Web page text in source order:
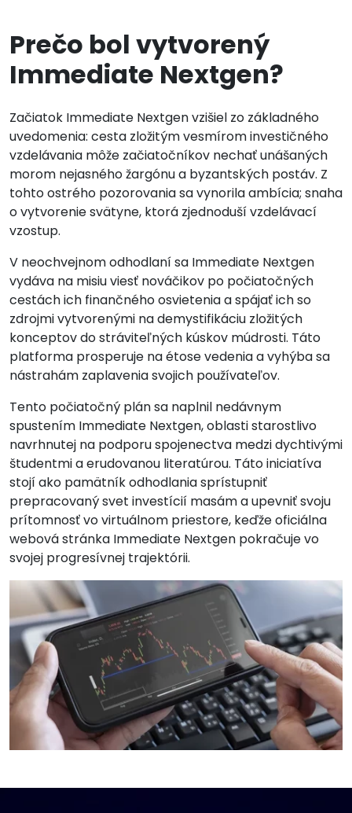
Prečo bol vytvorený
Immediate Nextgen?
Začiatok Immediate Nextgen vzišiel zo základného
uvedomenia: cesta zložitým vesmírom investičného
vzdelávania môže začiatočníkov nechať unášaných
morom nejasného žargónu a byzantských postáv. Z
tohto ostrého pozorovania sa vynorila ambícia; snaha
o vytvorenie svätyne, ktorá zjednoduší vzdelávací
vzostup.
V neochvejnom odhodlaní sa Immediate Nextgen
vydáva na misiu viesť nováčikov po počiatočných
cestách ich finančného osvietenia a spájať ich so
zdrojmi vytvorenými na demystifikáciu zložitých
konceptov do stráviteľných kúskov múdrosti. Táto
platforma prosperuje na étose vedenia a vyhýba sa
nástrahám zaplavenia svojich používateľov.
Tento počiatočný plán sa naplnil nedávnym
spustením Immediate Nextgen, oblasti starostlivo
navrhnutej na podporu spojenectva medzi dychtivými
študentmi a erudovanou literatúrou. Táto iniciatíva
stojí ako pamätník odhodlania sprístupniť
prepracovaný svet investícií masám a upevniť svoju
prítomnosť vo virtuálnom priestore, keďže oficiálna
webová stránka Immediate Nextgen pokračuje vo
svojej progresívnej trajektórii.